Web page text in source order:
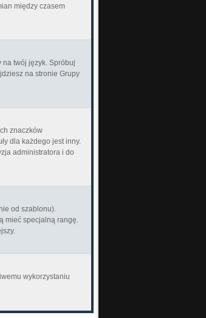
między czasem
na twój język. Spróbuj
na stronie Grupy
znaczków
dla każdego jest inny.
administratora i do
od szablonu).
mieć specjalną rangę.
wykorzystaniu